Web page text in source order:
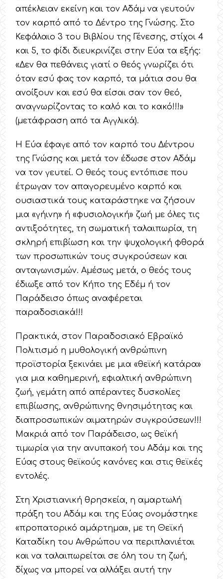
απέκλειαν εκείνη και τον Αδάμ να γευτούν
τον καρπό από το Δέντρο της Γνώσης. Στο
Κεφάλαιο 3 του Βιβλίου της Γένεσης, στίχοι 4
και 5, το φίδι διευκρινίζει στην Εύα τα εξής:
«Δεν θα πεθάνεις γιατί ο θεός γνωρίζει ότι
όταν εσύ φας τον καρπό, τα μάτια σου θα
ανοίξουν και εσύ θα είσαι σαν τον θεό,
αναγνωρίζοντας το καλό και το κακό!!!»
(μετάφραση από τα Αγγλικά).
Η Εύα έφαγε από τον καρπό του Δέντρου
της Γνώσης και μετά τον έδωσε στον Αδάμ
να τον γευτεί. Ο θεός τους εντόπισε που
έτρωγαν τον απαγορευμένο καρπό και
ουσιαστικά τους καταράστηκε να ζήσουν
μια «γήινη» ή «φυσιολογική» ζωή με όλες τις
αντιξοότητες, τη σωματική ταλαιπωρία, τη
σκληρή επιβίωση και την ψυχολογική φθορά
των προσωπικών τους συγκρούσεων και
ανταγωνισμών. Αμέσως μετά, ο θεός τους
έδιωξε από τον Κήπο της Εδέμ ή τον
Παράδεισο όπως αναφέρεται
παραδοσιακά!!!
Πρακτικά, στον Παραδοσιακό Εβραϊκό
Πολιτισμό η μυθολογική ανθρώπινη
προϊστορία ξεκινάει με μια «θεϊκή κατάρα»
για μια καθημερινή, εφιαλτική ανθρώπινη
ζωή, γεμάτη από απέραντες δυσκολίες
επιβίωσης, ανθρώπινης θνησιμότητας και
διαπροσωπικών αιματηρών συγκρούσεων!!!
Μακριά από τον Παράδεισο, ως θεϊκή
τιμωρία για την ανυπακοή του Αδάμ και της
Εύας στους θεϊκούς κανόνες και στις θεϊκές
εντολές.
Στη Χριστιανική θρησκεία, η αμαρτωλή
πράξη του Αδάμ και της Εύας ονομάστηκε
«προπατορικό αμάρτημα», με τη Θεϊκή
Καταδίκη του Ανθρώπου να περιπλανιέται
και να ταλαιπωρείται σε όλη του τη ζωή,
δίχως να μπορεί να αλλάξει αυτή την